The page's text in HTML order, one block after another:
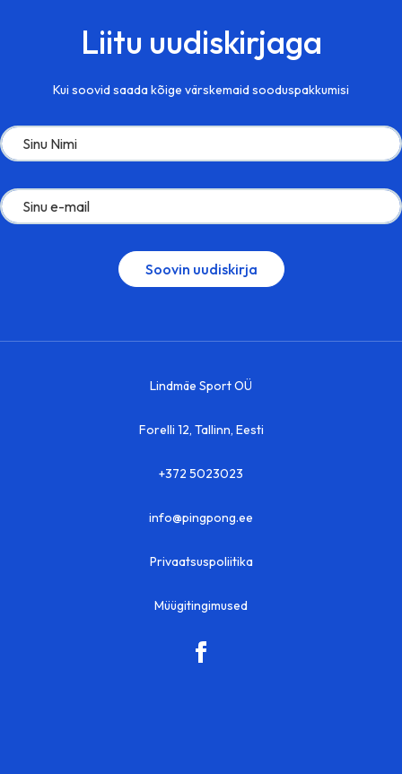
Liitu uudiskirjaga
Kui soovid saada kõige värskemaid sooduspakkumisi
Lindmäe Sport OÜ
Forelli 12, Tallinn, Eesti
+372 5023023
info@pingpong.ee
Privaatsuspoliitika
Müügitingimused